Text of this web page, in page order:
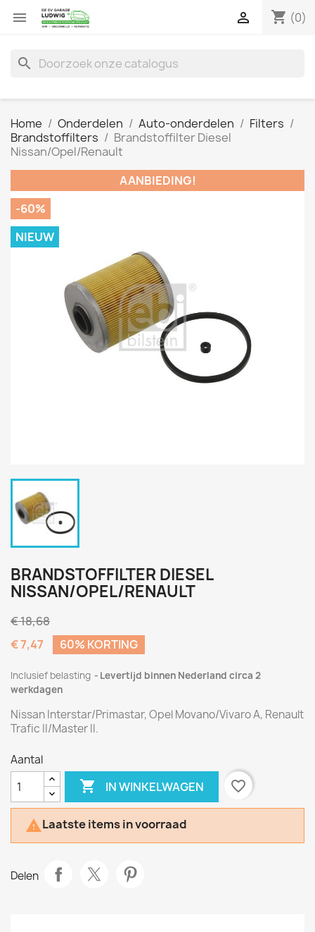
 shopping_cart (0)

search
Home Onderdelen Auto-onderdelen
Filters
Brandstoffilters
Brandstoffilter Diesel
Nissan/Opel/Renault
AANBIEDING!
-60%
NIEUW
BRANDSTOFFILTER DIESEL
NISSAN/OPEL/RENAULT
€ 18,68
€ 7,47
60% KORTING
Inclusief belasting
Levertijd binnen Nederland circa 2
werkdagen
Nissan Interstar/Primastar, Opel Movano/Vivaro A, Renault
Trafic II/Master II.
Aantal
 IN WINKELWAGEN favorite_border
Laatste items in voorraad
Delen